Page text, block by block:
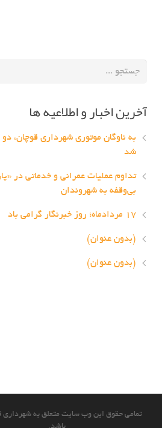
آخرین اخبار و اطلاعیه ها
به ناوگان موتوری شهرداری قوچان،
شد
تداوم عملیات عمرانی و خدماتی در
بی‌وقفه به شهروندان
۱۷ مردادماه؛ روز خبرنگار گرامی باد
(بدون عنوان)
(بدون عنوان)
تمامی حقوق این وب سایت متعلق به شهرداری